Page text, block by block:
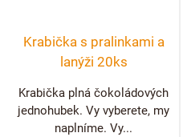
Krabička s pralinkami a
lanýži 20ks
Krabička plná čokoládových
jednohubek. Vy vyberete, my
naplníme. Vy...